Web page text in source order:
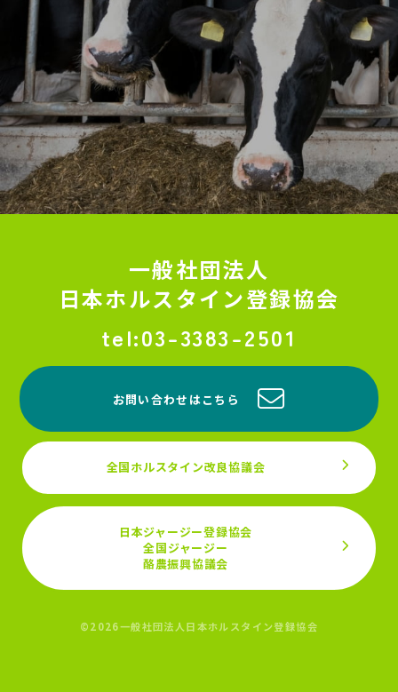
一般社団法人
日本ホルスタイン登録協会
03-3383-2501
お問い合わせはこちら
全国ホルスタイン改良協議会
日本ジャージー登録協会
全国ジャージー
酪農振興協議会
©2026一般社団法人日本ホルスタイン登録協会